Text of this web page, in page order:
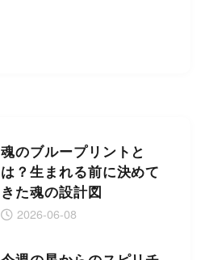
魂のブループリントと
は？生まれる前に決めて
きた魂の設計図
2026-06-08